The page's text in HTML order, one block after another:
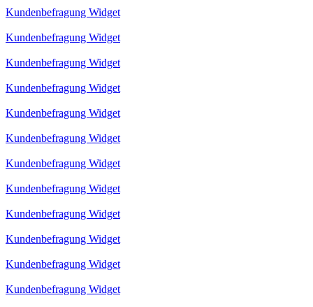
Kundenbefragung Widget
Kundenbefragung Widget
Kundenbefragung Widget
Kundenbefragung Widget
Kundenbefragung Widget
Kundenbefragung Widget
Kundenbefragung Widget
Kundenbefragung Widget
Kundenbefragung Widget
Kundenbefragung Widget
Kundenbefragung Widget
Kundenbefragung Widget